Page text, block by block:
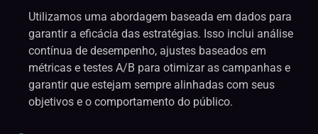
Utilizamos uma abordagem baseada em dados para
garantir a eficácia das estratégias. Isso inclui análise
contínua de desempenho, ajustes baseados em
métricas e testes A/B para otimizar as campanhas e
garantir que estejam sempre alinhadas com seus
objetivos e o comportamento do público.